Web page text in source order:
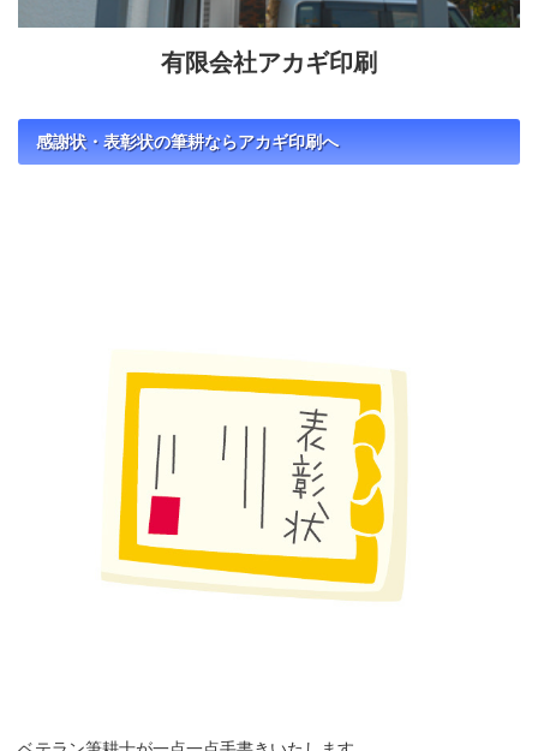
有限会社アカギ印刷
感謝状・表彰状の筆耕ならアカギ印刷へ